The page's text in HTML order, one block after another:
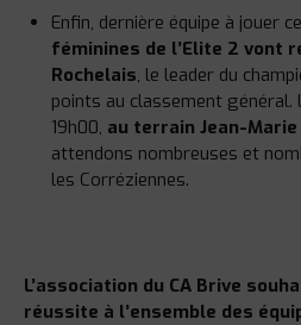
Enfin, dernière équipe à jouer
féminines de l’Elite 2 vont
Rochelais, le leader du
points au classement général.
19h00, au terrain Jean-Marie
attendons nombreuses et
les Corréziennes.
L’association du CA Brive
réussite à l’ensemble des